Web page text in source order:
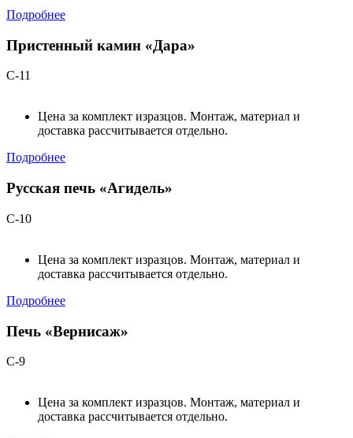
Подробнее
Пристенный камин «Дара»
С-11
Цена за комплект изразцов. Монтаж, материал и
доставка рассчитывается отдельно.
Подробнее
Русская печь «Агидель»
С-10
Цена за комплект изразцов. Монтаж, материал и
доставка рассчитывается отдельно.
Подробнее
Печь «Вернисаж»
С-9
Цена за комплект изразцов. Монтаж, материал и
доставка рассчитывается отдельно.